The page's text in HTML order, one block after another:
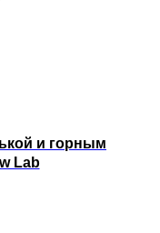
и горным
Lab